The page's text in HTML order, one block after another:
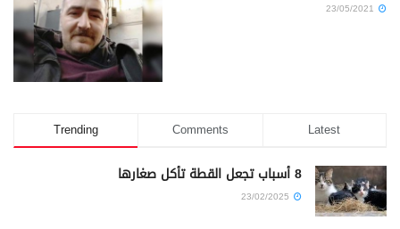
Trending Comments Latest
8 أسباب تجعل القطة تأكل صغارها